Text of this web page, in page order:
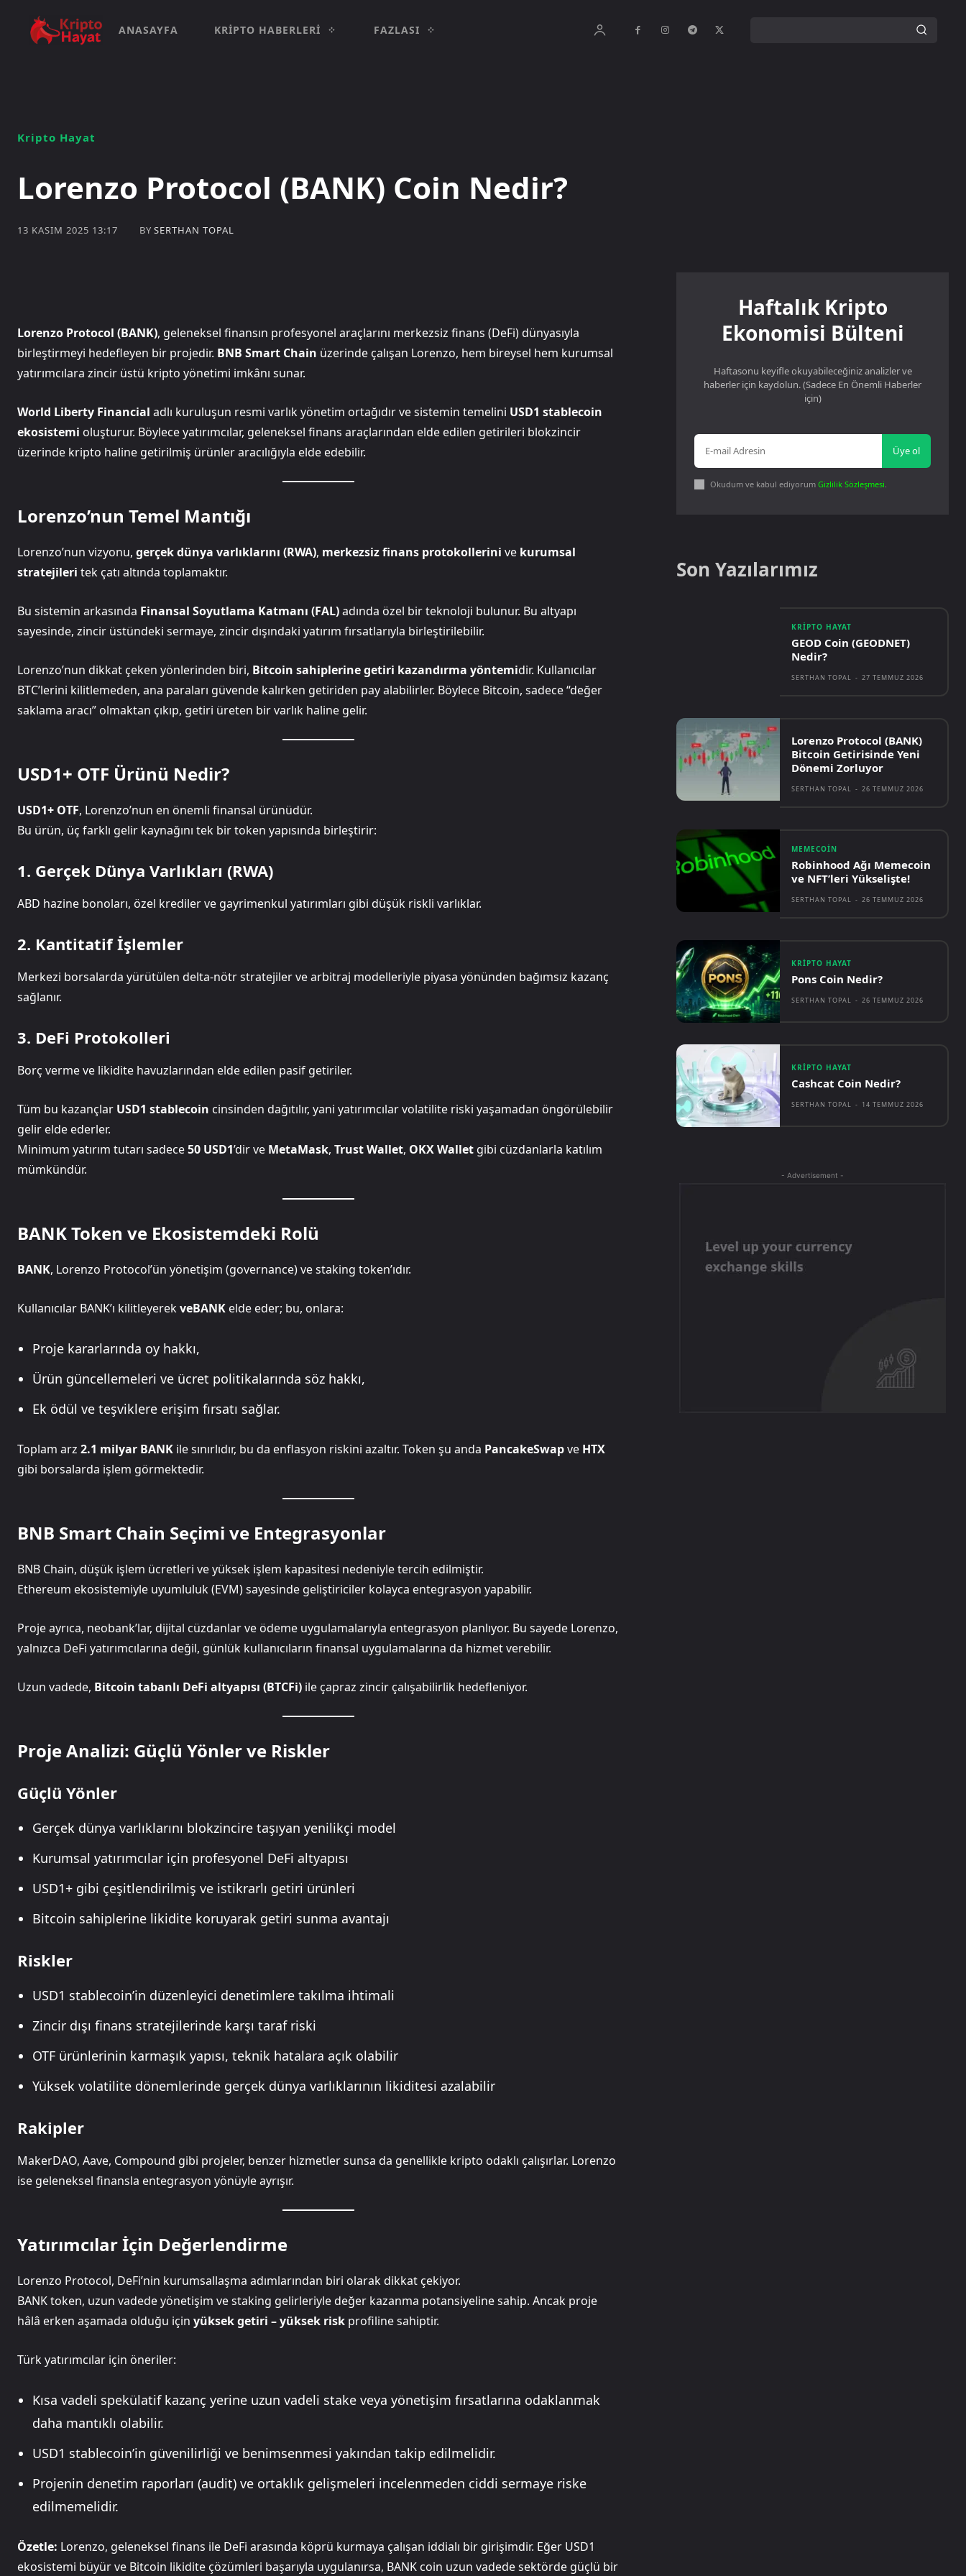
ANASAYFA KRIPTO HABERLERI FAZLASI
Kripto Hayat
Lorenzo Protocol (BANK) Coin Nedir?
13 KASIM 2025 13:17 BY SERTHAN TOPAL
Lorenzo Protocol (BANK), geleneksel finansın profesyonel araçlarını merkezsiz finans (DeFi) dünyasıyla
birleştirmeyi hedefleyen bir projedir. BNB Smart Chain üzerinde çalışan Lorenzo, hem bireysel hem kurumsal
yatırımcılara zincir üstü kripto yönetimi imkânı sunar.
World Liberty Financial adlı kuruluşun resmi varlık yönetim ortağıdır ve sistemin temelini USD1 stablecoin
ekosistemi oluşturur. Böylece yatırımcılar, geleneksel finans araçlarından elde edilen getirileri blokzincir
üzerinde kripto haline getirilmiş ürünler aracılığıyla elde edebilir.
Lorenzo’nun Temel Mantığı
Lorenzo’nun vizyonu, gerçek dünya varlıklarını (RWA), merkezsiz finans protokollerini ve kurumsal
stratejileri tek çatı altında toplamaktır.
Bu sistemin arkasında Finansal Soyutlama Katmanı (FAL)adında özel bir teknoloji bulunur. Bu altyapı
sayesinde, zincir üstündeki sermaye, zincir dışındaki yatırım fırsatlarıyla birleştirilebilir.
Lorenzo’nun dikkat çeken yönlerinden biri, Bitcoin sahiplerine getiri kazandırma yöntemidir. Kullanıcılar
BTC’lerini kilitlemeden, ana paraları güvende kalırken getiriden pay alabilirler. Böylece Bitcoin, sadece “değer
saklama aracı” olmaktan çıkıp, getiri üreten bir varlık haline gelir.
USD1+ OTF Ürünü Nedir?
USD1+ OTF, Lorenzo’nun en önemli finansal ürünüdür.
Bu ürün, üç farklı gelir kaynağını tek bir token yapısında birleştirir:
1. Gerçek Dünya Varlıkları (RWA)
ABD hazine bonoları, özel krediler ve gayrimenkul yatırımları gibi düşük riskli varlıklar.
2. Kantitatif İşlemler
Merkezi borsalarda yürütülen delta-nötr stratejiler ve arbitraj modelleriyle piyasa yönünden bağımsız kazanç
sağlanır.
3. DeFi Protokolleri
Borç verme ve likidite havuzlarından elde edilen pasif getiriler.
Tüm bu kazançlar USD1 stablecoin cinsinden dağıtılır, yani yatırımcılar volatilite riski yaşamadan öngörülebilir
gelir elde ederler.
Minimum yatırım tutarı sadece50 USD1’dir ve MetaMask, Trust Wallet, OKX Wallet gibi cüzdanlarla katılım
mümkündür.
BANK Token ve Ekosistemdeki Rolü
BANK, Lorenzo Protocol’ün yönetişim (governance) ve staking token’ıdır.
Kullanıcılar BANK’ı kilitleyerekveBANK elde eder; bu, onlara:
Proje kararlarında oy hakkı,
Ürün güncellemeleri ve ücret politikalarında söz hakkı,
Ek ödül ve teşviklere erişim fırsatı sağlar.
Toplam arz 2.1 milyar BANK ile sınırlıdır, bu da enflasyon riskini azaltır. Token şu anda PancakeSwapve HTX
gibi borsalarda işlem görmektedir.
BNB Smart Chain Seçimi ve Entegrasyonlar
BNB Chain, düşük işlem ücretleri ve yüksek işlem kapasitesi nedeniyle tercih edilmiştir.
Ethereum ekosistemiyle uyumluluk (EVM) sayesinde geliştiriciler kolayca entegrasyon yapabilir.
Proje ayrıca, neobank’lar, dijital cüzdanlar ve ödeme uygulamalarıyla entegrasyon planlıyor. Bu sayede Lorenzo,
yalnızca DeFi yatırımcılarına değil, günlük kullanıcıların finansal uygulamalarına da hizmet verebilir.
Uzun vadede, Bitcoin tabanlı DeFi altyapısı (BTCFi) ile çapraz zincir çalışabilirlik hedefleniyor.
Proje Analizi: Güçlü Yönler ve Riskler
Güçlü Yönler
Gerçek dünya varlıklarını blokzincire taşıyan yenilikçi model
Kurumsal yatırımcılar için profesyonel DeFi altyapısı
USD1+ gibi çeşitlendirilmiş ve istikrarlı getiri ürünleri
Bitcoin sahiplerine likidite koruyarak getiri sunma avantajı
Riskler
USD1 stablecoin’in düzenleyici denetimlere takılma ihtimali
Zincir dışı finans stratejilerinde karşı taraf riski
OTF ürünlerinin karmaşık yapısı, teknik hatalara açık olabilir
Yüksek volatilite dönemlerinde gerçek dünya varlıklarının likiditesi azalabilir
Rakipler
MakerDAO, Aave, Compound gibi projeler, benzer hizmetler sunsa da genellikle kripto odaklı çalışırlar. Lorenzo
ise geleneksel finansla entegrasyon yönüyle ayrışır.
Yatırımcılar İçin Değerlendirme
Lorenzo Protocol, DeFi’nin kurumsallaşma adımlarından biri olarak dikkat çekiyor.
BANK token, uzun vadede yönetişim ve staking gelirleriyle değer kazanma potansiyeline sahip. Ancak proje
hâlâ erken aşamada olduğu için yüksek getiri – yüksek risk profiline sahiptir.
Türk yatırımcılar için öneriler:
Kısa vadeli spekülatif kazanç yerine uzun vadeli stake veya yönetişim fırsatlarına odaklanmak
daha mantıklı olabilir.
USD1 stablecoin’in güvenilirliği ve benimsenmesi yakından takip edilmelidir.
Projenin denetim raporları (audit) ve ortaklık gelişmeleri incelenmeden ciddi sermaye riske
edilmemelidir.
Özetle: Lorenzo, geleneksel finans ile DeFi arasında köprü kurmaya çalışan iddialı bir girişimdir. Eğer USD1
ekosistemi büyür ve Bitcoin likidite çözümleri başarıyla uygulanırsa, BANK coin uzun vadede sektörde güçlü bir
Haftalık Kripto
Ekonomisi Bülteni
Haftasonu keyifle okuyabileceğiniz analizler ve
haberler için kaydolun. (Sadece En Önemli Haberler
için)
Üye ol
Okudum ve kabul ediyorumGizlilik Sözleşmesi.
Son Yazılarımız
KRIPTO HAYAT
GEOD Coin (GEODNET)
Nedir?
SERTHAN TOPAL - 27 TEMMUZ 2026
Lorenzo Protocol (BANK)
Bitcoin Getirisinde Yeni
Dönemi Zorluyor
SERTHAN TOPAL - 26 TEMMUZ 2026
MEMECOIN
Robinhood Ağı Memecoin
ve NFT’leri Yükselişte!
SERTHAN TOPAL - 26 TEMMUZ 2026
KRIPTO HAYAT
Pons Coin Nedir?
SERTHAN TOPAL - 26 TEMMUZ 2026
KRIPTO HAYAT
Cashcat Coin Nedir?
SERTHAN TOPAL - 14 TEMMUZ 2026
- Advertisement -